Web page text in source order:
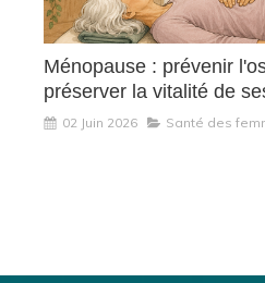
Ménopause : prévenir
préserver la vitalité de
02 Juin 2026 Santé des